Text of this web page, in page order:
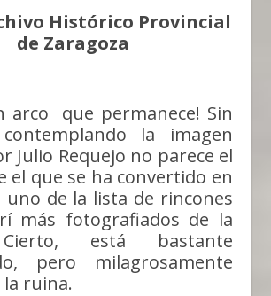
Histórico Provincial
de Zaragoza
arco que permanece! Sin
la imagen
Julio Requejo no parece el
el que se ha convertido en
de la lista de rincones
más fotografiados de la
está bastante
pero milagrosamente
la ruina.